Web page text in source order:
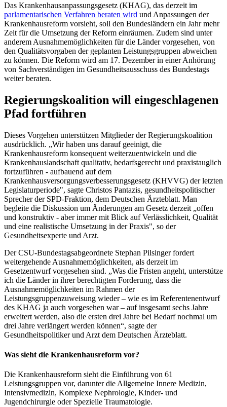
Das Krankenhausanpassungsgesetz (KHAG), das derzeit im
parlamentarischen Verfahren beraten wird und Anpassungen der
Krankenhausreform vorsieht, soll den Bundesländern ein Jahr mehr
Zeit für die Umsetzung der Reform einräumen. Zudem sind unter
anderem Ausnahmemöglichkeiten für die Länder vorgesehen, von
den Qualitätsvorgaben der geplanten Leistungsgruppen abweichen
zu können. Die Reform wird am 17. Dezember in einer Anhörung
von Sachverständigen im Gesundheitsausschuss des Bundestags
weiter beraten.
Regierungskoalition will eingeschlagenen
Pfad fortführen
Dieses Vorgehen unterstützen Mitglieder der Regierungskoalition
ausdrücklich. „Wir haben uns darauf geeinigt, die
Krankenhausreform konsequent weiterzuentwickeln und die
Krankenhauslandschaft qualitativ, bedarfsgerecht und praxistauglich
fortzuführen - aufbauend auf dem
Krankenhausversorgungsverbesserungsgesetz (KHVVG) der letzten
Legislaturperiode", sagte Christos Pantazis, gesundheitspolitischer
Sprecher der SPD-Fraktion, dem Deutschen Ärzteblatt. Man
begleite die Diskussion um Änderungen am Gesetz derzeit „offen
und konstruktiv - aber immer mit Blick auf Verlässlichkeit, Qualität
und eine realistische Umsetzung in der Praxis", so der
Gesundheitsexperte und Arzt.
Der CSU-Bundestagsabgeordnete Stephan Pilsinger fordert
weitergehende Ausnahmemöglichkeiten, als derzeit im
Gesetzentwurf vorgesehen sind. „Was die Fristen angeht, unterstütze
ich die Länder in ihrer berechtigten Forderung, dass die
Ausnahmemöglichkeiten im Rahmen der
Leistungsgruppenzuweisung wieder – wie es im Referentenentwurf
des KHAG ja auch vorgesehen war – auf insgesamt sechs Jahre
erweitert werden, also die ersten drei Jahre bei Bedarf nochmal um
drei Jahre verlängert werden können“, sagte der
Gesundheitspolitiker und Arzt dem Deutschen Ärzteblatt.
Was sieht die Krankenhausreform vor?
Die Krankenhausreform sieht die Einführung von 61
Leistungsgruppen vor, darunter die Allgemeine Innere Medizin,
Intensivmedizin, Komplexe Nephrologie, Kinder- und
Jugendchirurgie oder Spezielle Traumatologie.